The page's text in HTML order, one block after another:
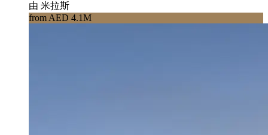
由 米拉斯
from AED 4.1M